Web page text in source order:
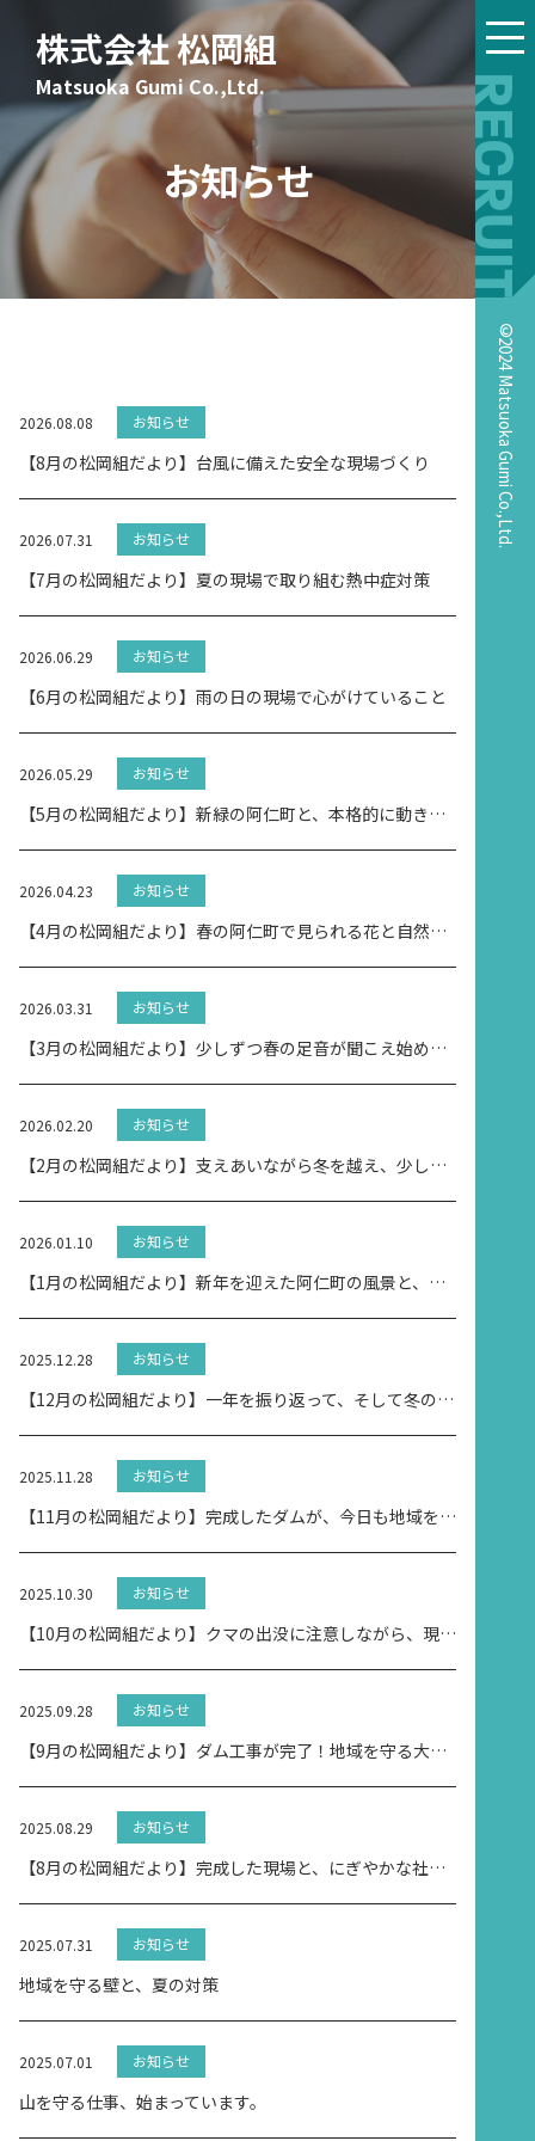
株式会社 松岡組
Matsuoka Gumi Co.,Ltd. RECRUIT
©2024 Matsuoka Gumi Co.,Ltd.
お知らせ
2026.08.08 お知らせ
【8月の松岡組だより】台風に備えた安全な現場づくり
2026.07.31 お知らせ
【7月の松岡組だより】夏の現場で取り組む熱中症対策
2026.06.29 お知らせ
【6月の松岡組だより】雨の日の現場で心がけていること
2026.05.29 お知らせ
【5月の松岡組だより】新緑の阿仁町と、本格的に動き出す現場
2026.04.23 お知らせ
【4月の松岡組だより】春の阿仁町で見られる花と自然の変化｜地域を支える土木の仕事
2026.03.31 お知らせ
【3月の松岡組だより】少しずつ春の足音が聞こえ始めました
2026.02.20 お知らせ
【2月の松岡組だより】支えあいながら冬を越え、少しずつ春へ。
2026.01.10 お知らせ
【1月の松岡組だより】新年を迎えた阿仁町の風景と、雪の季節の現場
2025.12.28 お知らせ
【12月の松岡組だより】一年を振り返って、そして冬の現場へ
2025.11.28 お知らせ
【11月の松岡組だより】完成したダムが、今日も地域を守っている
2025.10.30 お知らせ
【10月の松岡組だより】クマの出没に注意しながら、現場は今日も前へ
2025.09.28 お知らせ
【9月の松岡組だより】ダム工事が完了！地域を守る大きな一歩
2025.08.29 お知らせ
【8月の松岡組だより】完成した現場と、にぎやかな社内イベント
2025.07.31 お知らせ
地域を守る壁と、夏の対策
2025.07.01 お知らせ
山を守る仕事、始まっています。